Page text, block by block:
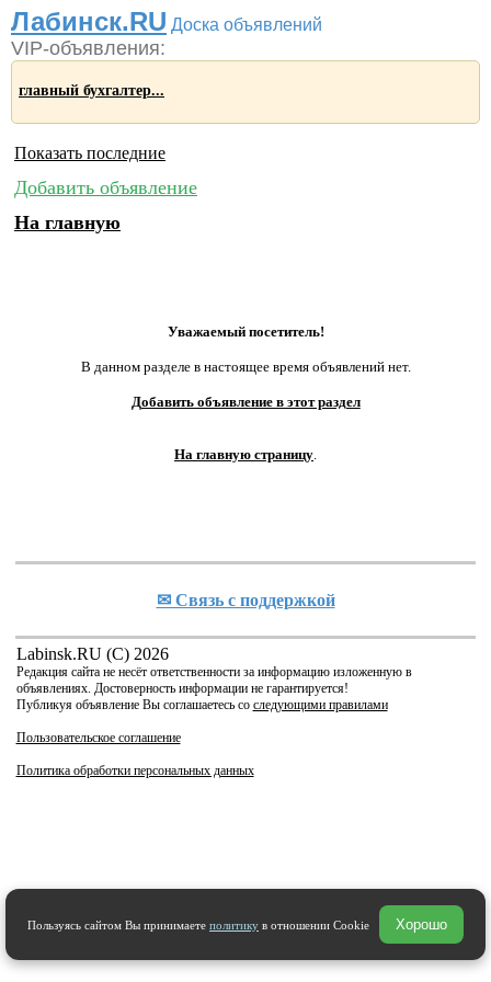
Лабинск.RU Доска объявлений
VIP-объявления:
главный бухгалтер...
Показать последние
Добавить объявление
На главную
Уважаемый посетитель!
В данном разделе в настоящее время объявлений нет.
Добавить объявление в этот раздел
На главную страницу.
✉ Cвязь с поддержкой
Labinsk.RU (C) 2026
Редакция сайта не несёт ответственности за информацию изложенную в
объявлениях. Достоверность информации не гарантируется!
Публикуя объявление Вы соглашаетесь со следующими правилами
Пользовательское соглашение
Политика обработки персональных данных
Пользуясь сайтом Вы принимаете политику в отношении Cookie Хорошо